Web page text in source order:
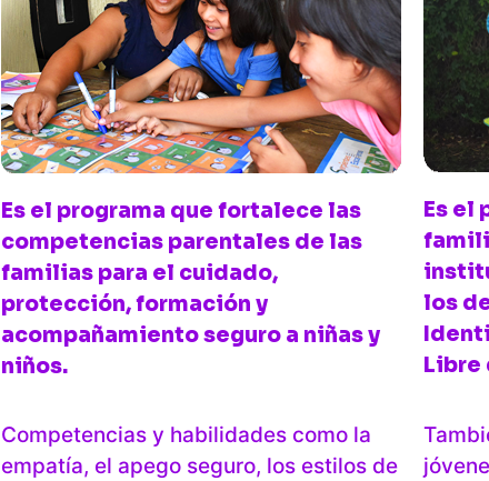
Es el programa que fortalece las
competencias parentales de las
familias para el cuidado,
protección, formación y
acompañamiento seguro a niñas y
niños.
Competencias y habilidades como la
empatía, el apego seguro, los estilos de
Es el
los
Libre